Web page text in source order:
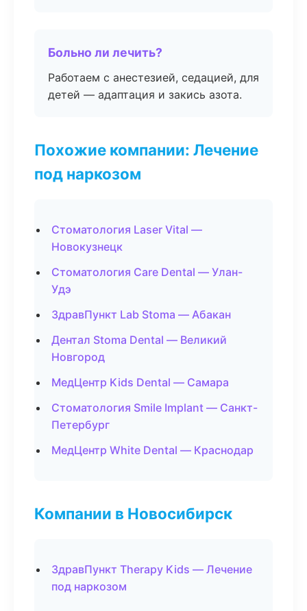
Больно ли лечить?
Работаем с анестезией, седацией, для
детей — адаптация и закись азота.
Похожие компании: Лечение
под наркозом
Стоматология Laser Vital —
Новокузнецк
Стоматология Care Dental — Улан-
Удэ
ЗдравПункт Lab Stoma — Абакан
Дентал Stoma Dental — Великий
Новгород
МедЦентр Kids Dental — Самара
Стоматология Smile Implant — Санкт-
Петербург
МедЦентр White Dental — Краснодар
Компании в Новосибирск
ЗдравПункт Therapy Kids — Лечение
под наркозом